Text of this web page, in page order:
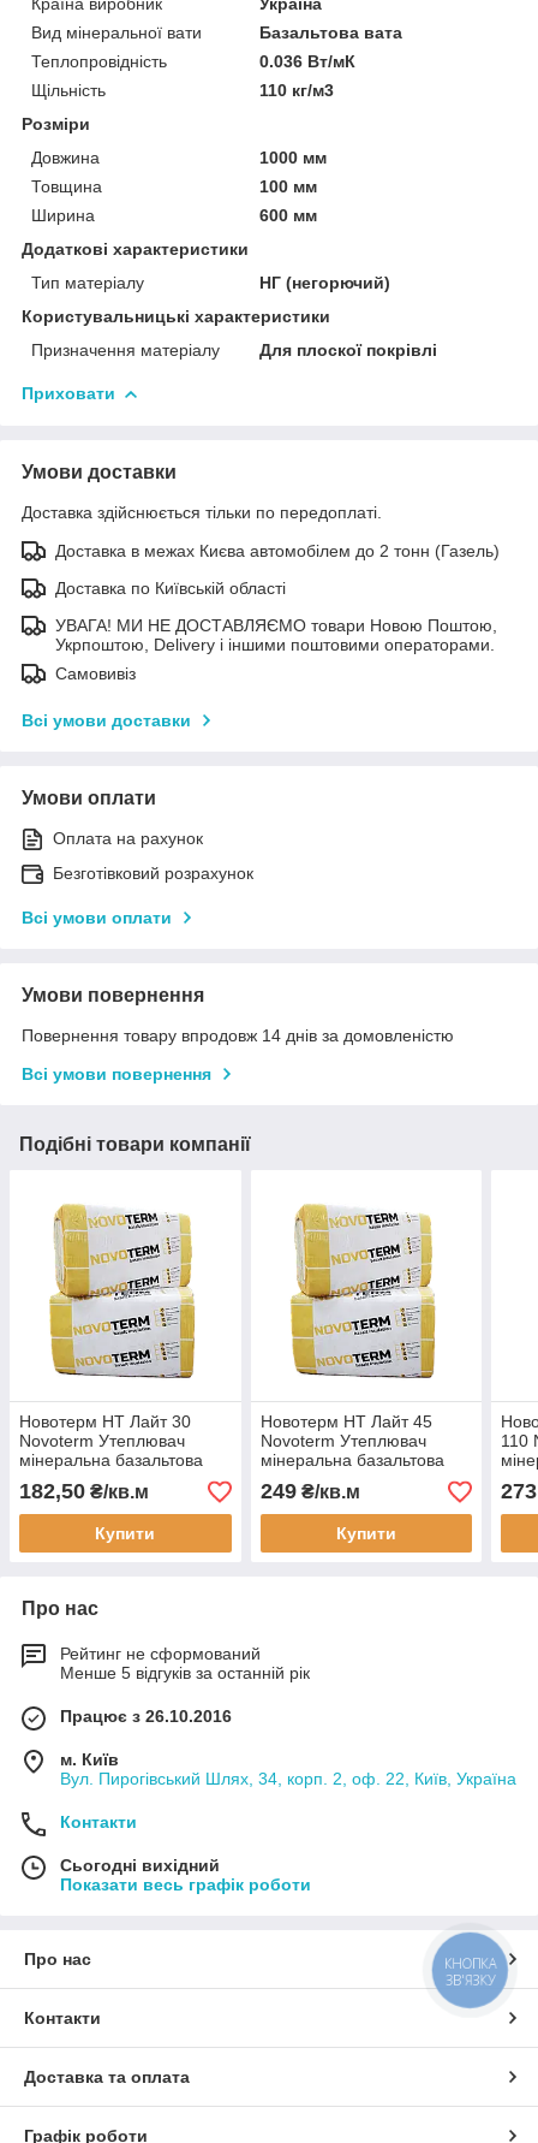
Вид мінеральної вати
Базальтова вата
Теплопровідність
0.036 Вт/мК
Щільність
110 кг/м3
Розміри
Довжина
1000 мм
Товщина
100 мм
Ширина
600 мм
Додаткові характеристики
Тип матеріалу
НГ (негорючий)
Користувальницькі характеристики
Призначення матеріалу
Для плоскої покрівлі
Приховати
Умови доставки
Доставка здійснюється тільки по передоплаті.
Доставка в межах Києва автомобілем до 2 тонн (Газель)
Доставка по Київській області
УВАГА! МИ НЕ ДОСТАВЛЯЄМО товари Новою Поштою,
Укрпоштою, Delivery і іншими поштовими операторами.
Самовивіз
Всі умови доставки
Умови оплати
Оплата на рахунок
Безготівковий розрахунок
Всі умови оплати
Умови повернення
Повернення товару впродовж 14 днів за домовленістю
Всі умови повернення
Подібні товари компанії
Новотерм НТ Лайт 30
Novoterm Утеплювач
мінеральна базальтова
вата (мінвата) для скатної
покрівлі і підлоги по лагам
100мм
182,50 ₴/кв.м
Купити
Новотерм НТ Лайт 45
Novoterm Утеплювач
мінеральна базальтова
вата (мінвата) для
колодязної кладки і підлог
по лагам 100мм
249₴/кв.м
Купити
110
Про нас
Рейтинг не сформований
Менше 5 відгуків за останній рік
Працює з 26.10.2016
м. Київ
Вул. Пирогівський Шлях, 34, корп. 2, оф. 22, Київ, Україна
Контакти
Сьогодні вихідний
Показати весь графік роботи
Про нас
Контакти
Доставка та оплата
Графік роботи
КНОПКА
ЗВ'ЯЗКУ